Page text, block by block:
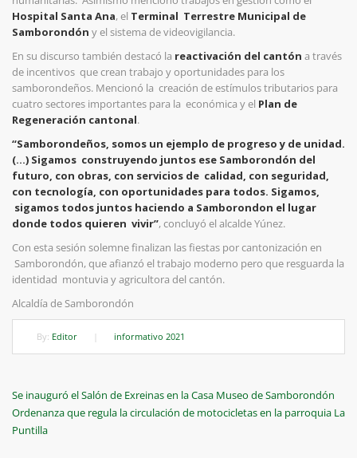
Hospital Santa Ana, el Terminal Terrestre Municipal de
Samborondón y el sistema de videovigilancia.
En su discurso también destacó la reactivación del cantón a través
de incentivos que crean trabajo y oportunidades para los
samborondeños. Mencionó la creación de estímulos tributarios para
cuatro sectores importantes para la económica y el Plan de
Regeneración cantonal.
“Samborondeños, somos un ejemplo de progreso y de unidad.
(…) Sigamos construyendo juntos ese Samborondón del
futuro, con obras, con servicios de calidad, con seguridad,
con tecnología, con oportunidades para todos. Sigamos,
sigamos todos juntos haciendo a Samborondon el lugar
donde todos quieren vivir”, concluyó el alcalde Yúnez.
Con esta sesión solemne finalizan las fiestas por cantonización en
Samborondón, que afianzó el trabajo moderno pero que resguarda la
identidad montuvia y agricultora del cantón.
Alcaldía de Samborondón
By: Editor informativo 2021
Navegación
de
Previous
Post
Se inauguró el Salón de Exreinas en la Casa Museo de Samborondón
Next
Post
Ordenanza que regula la circulación de motocicletas en la parroquia La
Puntilla